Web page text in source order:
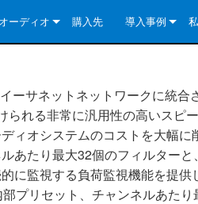
DriveCore Install DA Series
DriveCore Install Network Series
Series CDi DriveCore Series- Analog
CDi DriveCore Series- BLU Link
Series
Series DriveCore Install Analog Series
DriveCore Install DA Series
DriveCore Install Network Series
Series
2 Series
Series DriveCore Install Analog Series
DriveCore Install DA Series
ーディオ 購入先 導入事例
ーサネットネットワークに統合
れる非常に汎用性の高いスピ
ィオシステムのコストを大幅に
あたり最大32個のフィルターと
に監視する負荷監視機能を提供
プリセット、チャンネルあたり